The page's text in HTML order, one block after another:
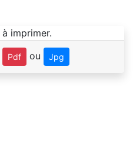
Pdf ou Jpg